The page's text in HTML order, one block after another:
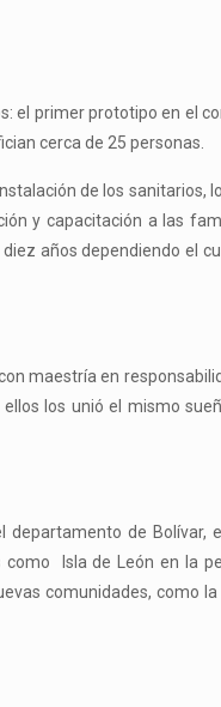
el primer prototipo en el
cerca de 25 personas.
de los sanitarios,
y capacitación a las
años dependiendo el
maestría en
los unió el mismo
de Bolívar,
Isla de León en la
comunidades, como